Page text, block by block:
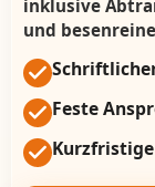
inklusive
und
Feste
Kurzfristige